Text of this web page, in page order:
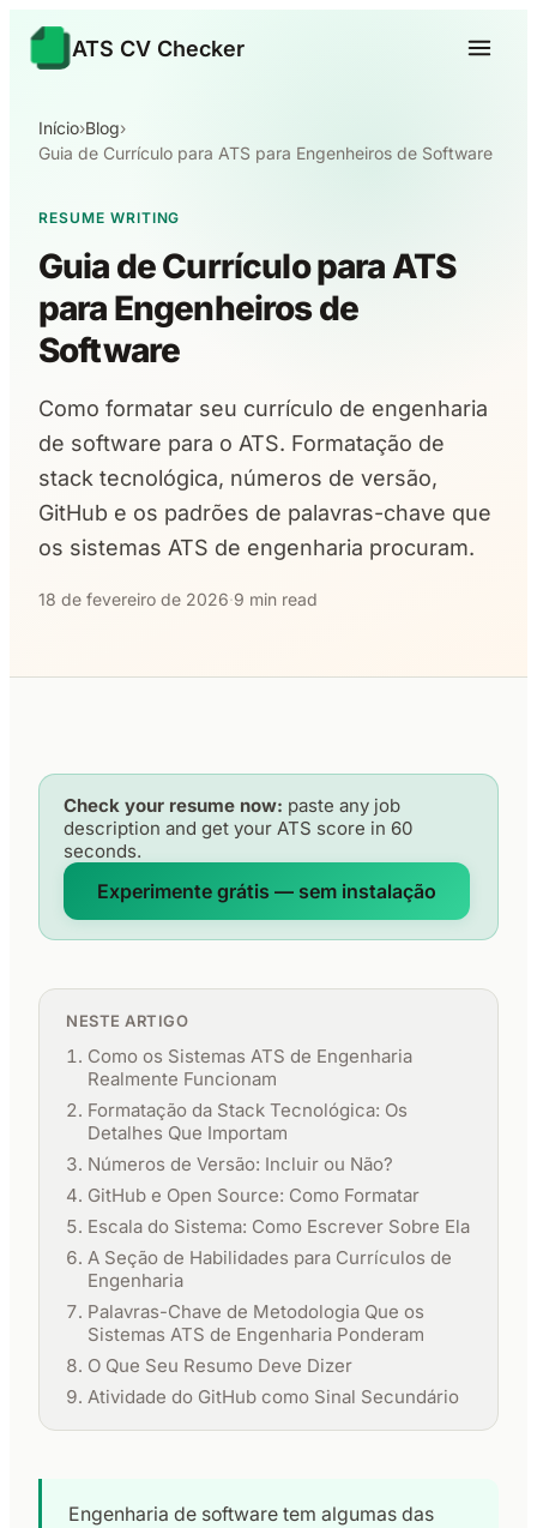
ATS CV Checker
Início›Blog›
Guia de Currículo para ATS para Engenheiros de Software
RESUME WRITING
Guia de Currículo para ATS
para Engenheiros de
Software
Como formatar seu currículo de engenharia
de software para o ATS. Formatação de
stack tecnológica, números de versão,
GitHub e os padrões de palavras-chave que
os sistemas ATS de engenharia procuram.
18 de fevereiro de 2026·9 min read
Check your resume now: paste any job
description and get your ATS score in 60
seconds.
Experimente grátis — sem instalação
NESTE ARTIGO
Como os Sistemas ATS de Engenharia
Realmente Funcionam
Formatação da Stack Tecnológica: Os
Detalhes Que Importam
Números de Versão: Incluir ou Não?
GitHub e Open Source: Como Formatar
Escala do Sistema: Como Escrever Sobre Ela
A Seção de Habilidades para Currículos de
Engenharia
Palavras-Chave de Metodologia Que os
Sistemas ATS de Engenharia Ponderam
O Que Seu Resumo Deve Dizer
Atividade do GitHub como Sinal Secundário
Engenharia de software tem algumas das